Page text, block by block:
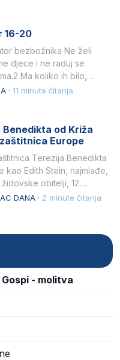
– Sir 16-20
bezbožnika Ne želi
djece i ne raduj se
Ma koliko ih bilo,…
· 11 minute čitanja
od Križa
Europe
Terezija Benedikta
kao Edith Stein, najmlađe,
obitelji, 12.
DANA · 2 minute čitanja
- molitva